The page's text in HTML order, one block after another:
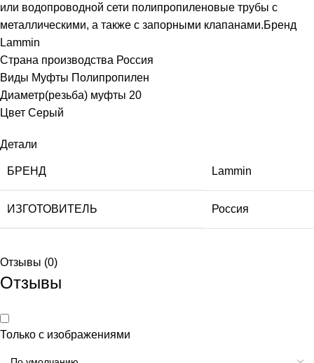
или водопроводной сети полипропиленовые трубы с
металлическими, а также с запорными клапанами.Бренд
Lammin
Страна производства Россия
Виды Муфты Полипропилен
Диаметр(резьба) муфты 20
Цвет Серый
Детали
БРЕНД Lammin
ИЗГОТОВИТЕЛЬ Россия
Отзывы (0)
Отзывы
Только с изображениями